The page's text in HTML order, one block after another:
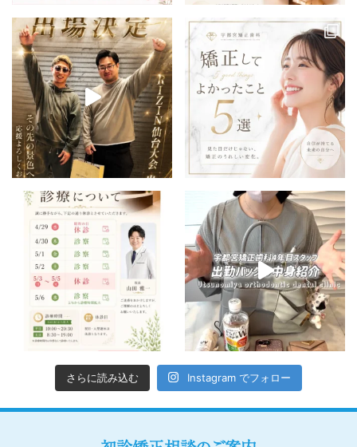
さらに読み込む Instagram でフォロー